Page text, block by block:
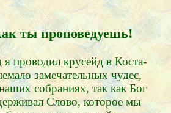
ты проповедуешь!
я проводил крусейд в Коста-
замечательных чудес,
собраниях, так как Бог
Слово, которое мы